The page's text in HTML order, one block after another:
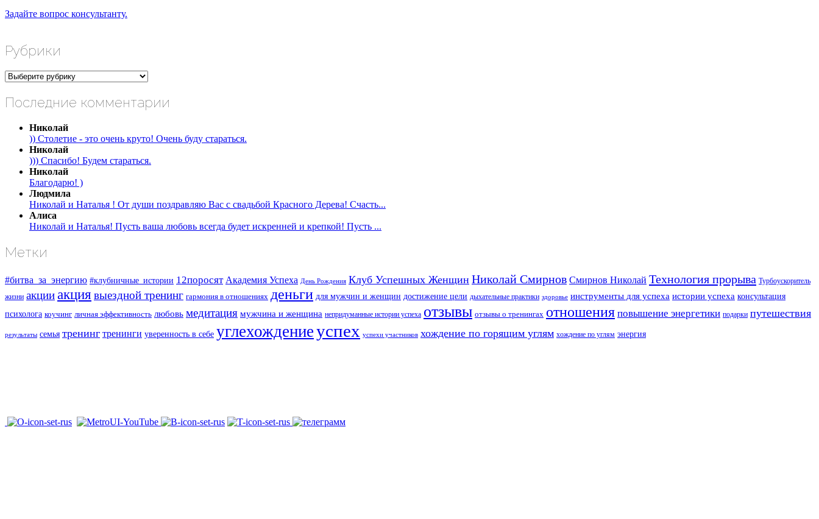
Задайте вопрос консультанту.
Рубрики
Рубрики
Последние комментарии
Николай
)) Столетие - это очень круто! Очень буду стараться.
Николай
))) Спасибо! Будем стараться.
Николай
Благодарю! )
Людмила
Николай и Наталья ! От души поздравляю Вас с свадьбой Красного Дерева! Счасть...
Алиса
Николай и Наталья! Пусть ваша любовь всегда будет искренней и крепкой! Пусть ...
Метки
#битва_за_энергию #клубничные_истории 12поросят Академия Успеха День Рождения Клуб Успешных Женщин Николай Смирнов Смирнов Николай Технология прорыва Турбоускоритель
жизни акцииакция выездной тренинг гармония в отношениях деньги для мужчин и женщин достижение цели дыхательные практики здоровье инструменты для успеха истории успеха консультация
психолога коучинг личная эффективность любовь медитация мужчина и женщина непридуманные истории успеха отзывы отзывы о тренингах отношения повышение энергетики подарки путешествия
результаты семья тренинг тренинги уверенность в себе углехождениеуспех успехи участников хождение по горящим углям хождение по углям энергия